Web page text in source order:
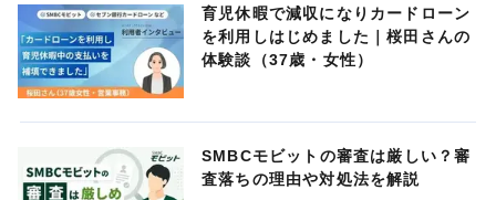
育児休暇で減収になりカードローン
を利用しはじめました｜桜田さんの
体験談（37歳・女性）
SMBCモビットの審査は厳しい？審
査落ちの理由や対処法を解説